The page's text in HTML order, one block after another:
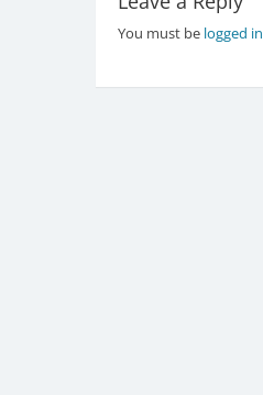
You must be logged in